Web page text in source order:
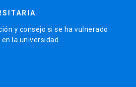
y consejo si se ha vulnerado
la universidad.